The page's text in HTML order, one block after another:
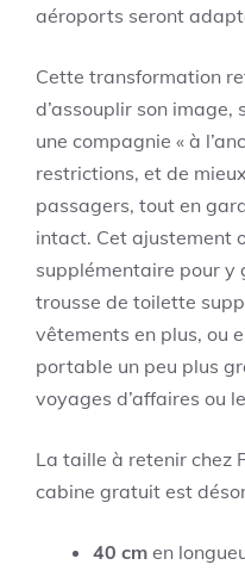
aéroports seront
Cette transformation
d’assouplir son image,
une compagnie « à
restrictions, et de
passagers, tout en
intact. Cet ajustement
supplémentaire pour y
trousse de toilette
vêtements en plus, ou
portable un peu plus
voyages d’affaires ou
La taille à retenir chez
cabine gratuit est
40 cm en